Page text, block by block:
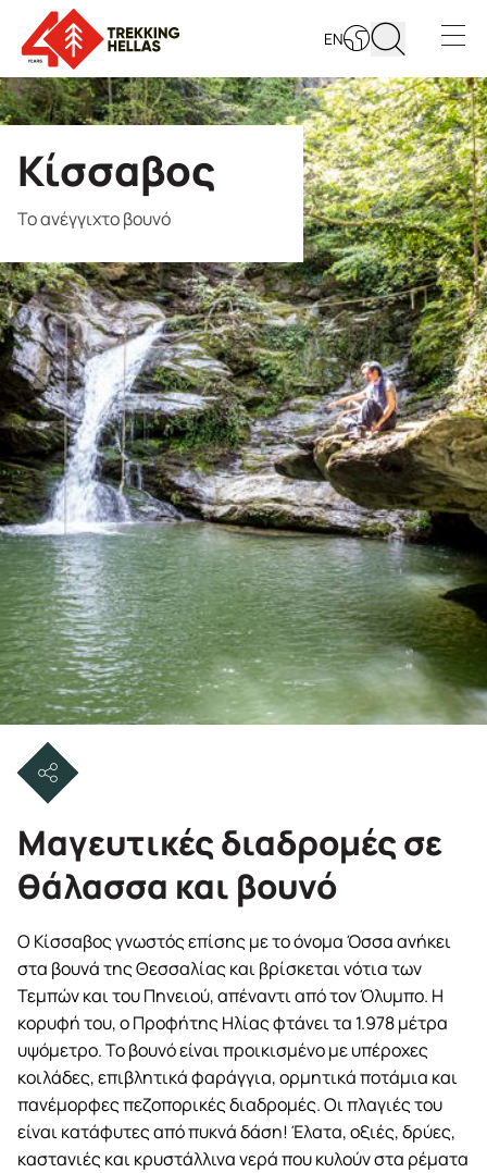
EN
Open
Κίσσαβος
Το ανέγγιχτο βουνό
Μαγευτικές διαδρομές σε
θάλασσα και βουνό
Ο Κίσσαβος γνωστός επίσης με το όνομα Όσσα ανήκει
στα βουνά της Θεσσαλίας και βρίσκεται νότια των
Τεμπών και του Πηνειού, απέναντι από τον Όλυμπο. Η
κορυφή του, ο Προφήτης Ηλίας φτάνει τα 1.978 μέτρα
υψόμετρο. Το βουνό είναι προικισμένο με υπέροχες
κοιλάδες, επιβλητικά φαράγγια, ορμητικά ποτάμια και
πανέμορφες πεζοπορικές διαδρομές. Οι πλαγιές του
είναι κατάφυτες από πυκνά δάση! Έλατα, οξιές, δρύες,
καστανιές και κρυστάλλινα νερά που κυλούν στα ρέματα